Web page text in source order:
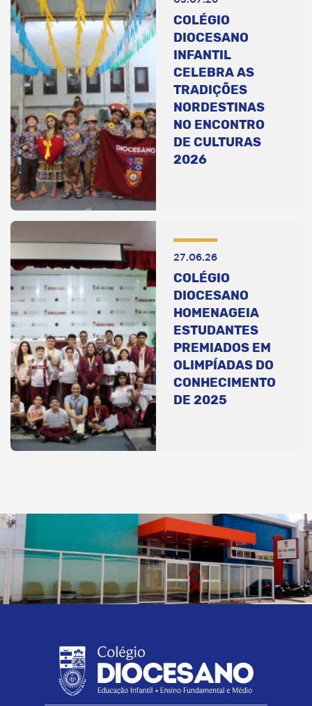
COLÉGIO
DIOCESANO
INFANTIL
CELEBRA AS
TRADIÇÕES
NORDESTINAS
NO ENCONTRO
DE CULTURAS
2026
27.06.26
COLÉGIO
DIOCESANO
HOMENAGEIA
ESTUDANTES
PREMIADOS EM
OLIMPÍADAS DO
CONHECIMENTO
DE 2025